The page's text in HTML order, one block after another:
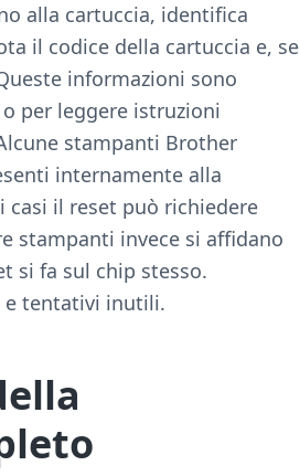
alla cartuccia, identifica
il codice della cartuccia e, se
informazioni sono
per leggere istruzioni
stampanti Brother
internamente alla
il reset può richiedere
stampanti invece si affidano
si fa sul chip stesso.
e tentativi inutili.